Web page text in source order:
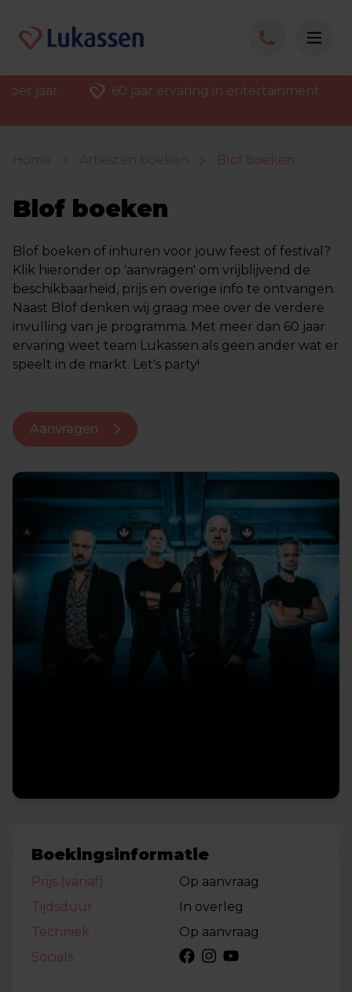
60 jaar ervaring in entertainment
Blof boeken
Blof boeken
Blof boeken of inhuren voor jouw feest of festival?
Klik hieronder op 'aanvragen' om vrijblijvend de
beschikbaarheid, prijs en overige info te ontvangen.
Naast Blof denken wij graag mee over de verdere
invulling van je programma. Met meer dan 60 jaar
ervaring weet team Lukassen als geen ander wat er
speelt in de markt. Let's party!
Aanvragen
Boekingsinformatie
Prijs (vanaf)
Op aanvraag
Tijdsduur
In overleg
Techniek
Op aanvraag
Socials